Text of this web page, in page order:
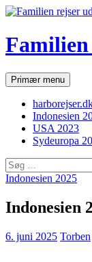
Hop
indhold
SøgPrimær menu
Indonesien
USA 2023
Sydeuropa
Søg
efter:
Indonesien 2025
Indonesien
6. juni 2025 Torben